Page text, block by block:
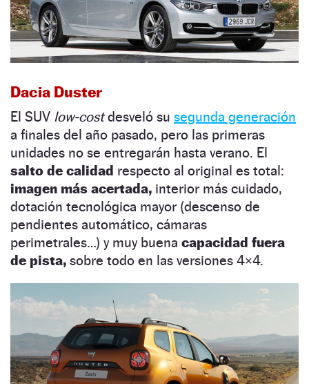
Dacia Duster
El SUV low-costdesveló su segunda generación
a finales del año pasado, pero las primeras
unidades no se entregarán hasta verano. El
salto de calidad respecto al original es total:
imagen más acertada, interior más cuidado,
dotación tecnológica mayor (descenso de
pendientes automático, cámaras
perimetrales…) y muy buena capacidad fuera
de pista, sobre todo en las versiones 4×4.